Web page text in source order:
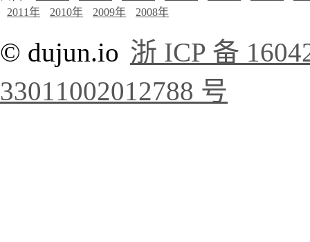
2011年
2010年 2009年 2008年
© dujun.io 浙 ICP 备
33011002012788 号